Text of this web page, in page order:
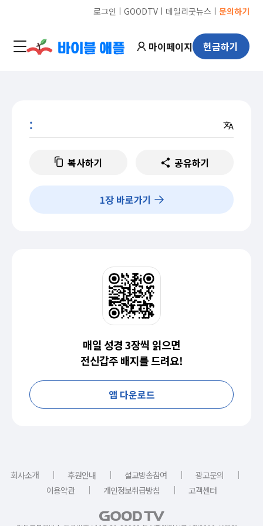
로그인 ㅣ GOODTVㅣ 데일리굿뉴스 ㅣ 문의하기
마이페이지 헌금하기
:
복사하기 공유하기
1장 바로가기
매일 성경 3장씩 읽으면
전신갑주 배지를 드려요!
앱 다운로드
회사소개 ｜ 후원안내 ｜ 설교방송참여 ｜ 광고문의
｜
이용약관
｜ 개인정보취급방침 ｜ 고객센터